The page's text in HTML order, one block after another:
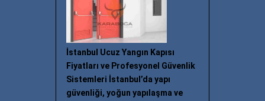
İstanbul Ucuz Yangın Kapısı
Fiyatları ve Profesyonel Güvenlik
Sistemleri İstanbul’da yapı
güvenliği, yoğun yapılaşma ve